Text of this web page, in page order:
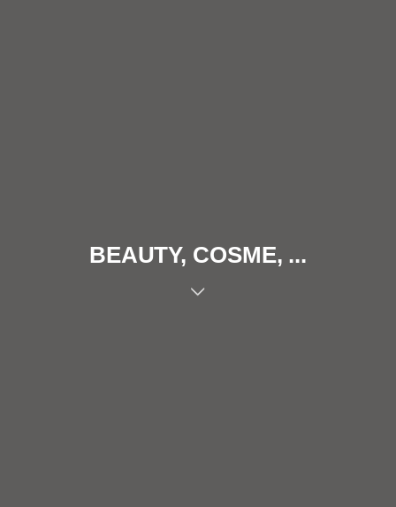
BEAUTY, COSME, ...